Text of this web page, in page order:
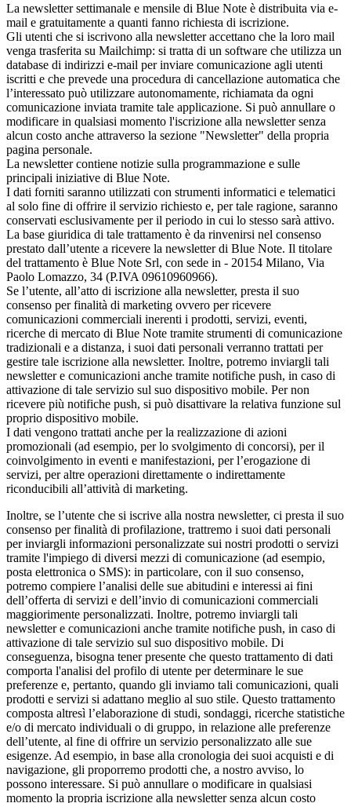
La newsletter settimanale e mensile di Blue Note è distribuita via e-
mail e gratuitamente a quanti fanno richiesta di iscrizione.
Gli utenti che si iscrivono alla newsletter accettano che la loro mail
venga trasferita su Mailchimp: si tratta di un software che utilizza un
database di indirizzi e-mail per inviare comunicazione agli utenti
iscritti e che prevede una procedura di cancellazione automatica che
l’interessato può utilizzare autonomamente, richiamata da ogni
comunicazione inviata tramite tale applicazione. Si può annullare o
modificare in qualsiasi momento l'iscrizione alla newsletter senza
alcun costo anche attraverso la sezione "Newsletter" della propria
pagina personale.
La newsletter contiene notizie sulla programmazione e sulle
principali iniziative di Blue Note.
I dati forniti saranno utilizzati con strumenti informatici e telematici
al solo fine di offrire il servizio richiesto e, per tale ragione, saranno
conservati esclusivamente per il periodo in cui lo stesso sarà attivo.
La base giuridica di tale trattamento è da rinvenirsi nel consenso
prestato dall’utente a ricevere la newsletter di Blue Note. Il titolare
del trattamento è Blue Note Srl, con sede in - 20154 Milano, Via
Paolo Lomazzo, 34 (P.IVA 09610960966).
Se l’utente, all’atto di iscrizione alla newsletter, presta il suo
consenso per finalità di marketing ovvero per ricevere
comunicazioni commerciali inerenti i prodotti, servizi, eventi,
ricerche di mercato di Blue Note tramite strumenti di comunicazione
tradizionali e a distanza, i suoi dati personali verranno trattati per
gestire tale iscrizione alla newsletter. Inoltre, potremo inviargli tali
newsletter e comunicazioni anche tramite notifiche push, in caso di
attivazione di tale servizio sul suo dispositivo mobile. Per non
ricevere più notifiche push, si può disattivare la relativa funzione sul
proprio dispositivo mobile.
I dati vengono trattati anche per la realizzazione di azioni
promozionali (ad esempio, per lo svolgimento di concorsi), per il
coinvolgimento in eventi e manifestazioni, per l’erogazione di
servizi, per altre operazioni direttamente o indirettamente
riconducibili all’attività di marketing.
Inoltre, se l’utente che si iscrive alla nostra newsletter, ci presta il suo
consenso per finalità di profilazione, trattremo i suoi dati personali
per inviargli informazioni personalizzate sui nostri prodotti o servizi
tramite l'impiego di diversi mezzi di comunicazione (ad esempio,
posta elettronica o SMS): in particolare, con il suo consenso,
potremo compiere l’analisi delle sue abitudini e interessi ai fini
dell’offerta di servizi e dell’invio di comunicazioni commerciali
maggiorimente personalizzati. Inoltre, potremo inviargli tali
newsletter e comunicazioni anche tramite notifiche push, in caso di
attivazione di tale servizio sul suo dispositivo mobile. Di
conseguenza, bisogna tener presente che questo trattamento di dati
comporta l'analisi del profilo di utente per determinare le sue
preferenze e, pertanto, quando gli inviamo tali comunicazioni, quali
prodotti e servizi si adattano meglio al suo stile. Questo trattamento
composta altresì l’elaborazione di studi, sondaggi, ricerche statistiche
e/o di mercato individuali o di gruppo, in relazione alle preferenze
dell’utente, al fine di offrire un servizio personalizzato alle sue
esigenze. Ad esempio, in base alla cronologia dei suoi acquisti e di
navigazione, gli proporremo prodotti che, a nostro avviso, lo
possono interessare. Si può annullare o modificare in qualsiasi
momento la propria iscrizione alla newsletter senza alcun costo